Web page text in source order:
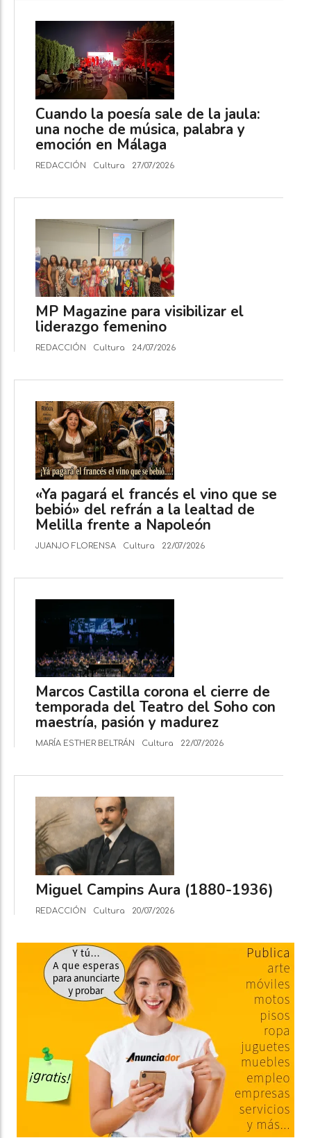
Cuando la poesía sale de la jaula:
una noche de música, palabra y
emoción en Málaga
REDACCIÓN Cultura 27/07/2026
MP Magazine para visibilizar el
liderazgo femenino
REDACCIÓN Cultura 24/07/2026
«Ya pagará el francés el vino que se
bebió» del refrán a la lealtad de
Melilla frente a Napoleón
JUANJO FLORENSA Cultura 22/07/2026
Marcos Castilla corona el cierre de
temporada del Teatro del Soho con
maestría, pasión y madurez
MARÍA ESTHER BELTRÁN Cultura 22/07/2026
Miguel Campins Aura (1880-1936)
REDACCIÓN Cultura 20/07/2026